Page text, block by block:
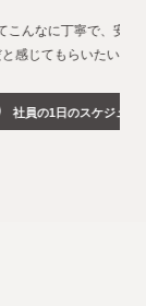
に丁寧で、安心して乗
てもらいたい。」
1日のスケジュール